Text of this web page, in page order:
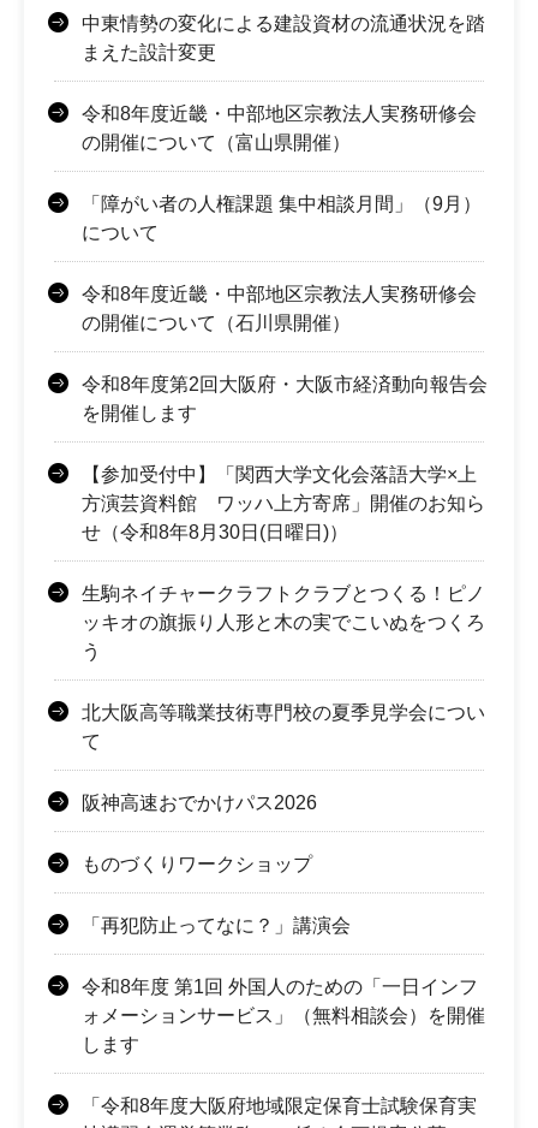
中東情勢の変化による建設資材の流通状況を踏
まえた設計変更
令和8年度近畿・中部地区宗教法人実務研修会
の開催について（富山県開催）
「障がい者の人権課題 集中相談月間」（9月）
について
令和8年度近畿・中部地区宗教法人実務研修会
の開催について（石川県開催）
令和8年度第2回大阪府・大阪市経済動向報告会
を開催します
【参加受付中】「関西大学文化会落語大学×上
方演芸資料館 ワッハ上方寄席」開催のお知ら
せ（令和8年8月30日(日曜日)）
生駒ネイチャークラフトクラブとつくる！ピノ
ッキオの旗振り人形と木の実でこいぬをつくろ
う
北大阪高等職業技術専門校の夏季見学会につい
て
阪神高速おでかけパス2026
ものづくりワークショップ
「再犯防止ってなに？」講演会
令和8年度 第1回 外国人のための「一日インフ
ォメーションサービス」（無料相談会）を開催
します
「令和8年度大阪府地域限定保育士試験保育実